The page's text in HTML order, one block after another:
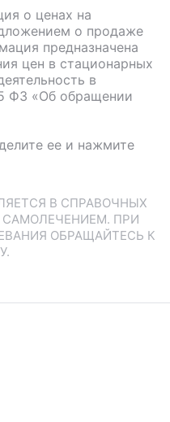
о ценах на
о продаже
предназначена
цен в стационарных
в
ФЗ «Об обращении
ее и нажмите
В СПРАВОЧНЫХ
ПРИ
ОБРАЩАЙТЕСЬ К